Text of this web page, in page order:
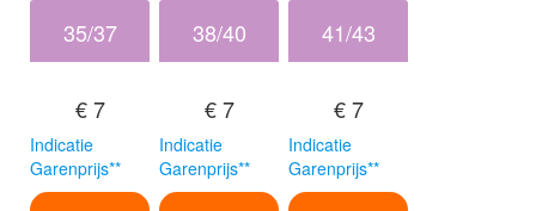
35/37
€ 7
Indicatie
Garenprijs**
38/40
€ 7
Indicatie
Garenprijs**
41/43
€ 7
Indicatie
Garenprijs**